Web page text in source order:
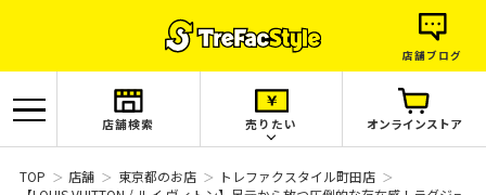
店舗ブログ
店舗検索 売りたい オンラインストア
TOP 店舗 東京都のお店
トレファクスタイル町田店